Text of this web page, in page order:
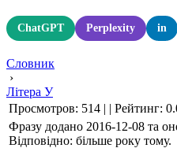
ChatGPT Perplexity in
Словник
›
Літера У
Просмотров: 514 | | Рейтинг:
Фразу додано 2016-12-08 та
Відповідно: більше року тому.